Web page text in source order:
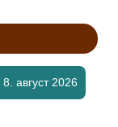
8. август 2026